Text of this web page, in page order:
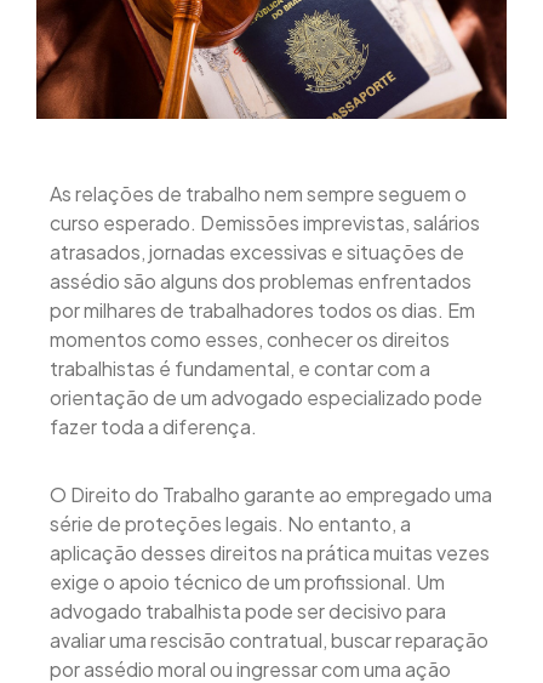
As relações de trabalho nem sempre seguem o
curso esperado. Demissões imprevistas, salários
atrasados, jornadas excessivas e situações de
assédio são alguns dos problemas enfrentados
por milhares de trabalhadores todos os dias. Em
momentos como esses, conhecer os direitos
trabalhistas é fundamental, e contar com a
orientação de um advogado especializado pode
fazer toda a diferença.
O Direito do Trabalho garante ao empregado uma
série de proteções legais. No entanto, a
aplicação desses direitos na prática muitas vezes
exige o apoio técnico de um profissional. Um
advogado trabalhista pode ser decisivo para
avaliar uma rescisão contratual, buscar reparação
por assédio moral ou ingressar com uma ação